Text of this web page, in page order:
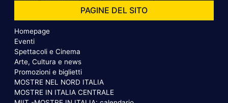
PAGINE DEL SITO
Homepage
Eventi
Spettacoli e Cinema
Arte, Cultura e news
Promozioni e biglietti
MOSTRE NEL NORD ITALIA
MOSTRE IN ITALIA CENTRALE